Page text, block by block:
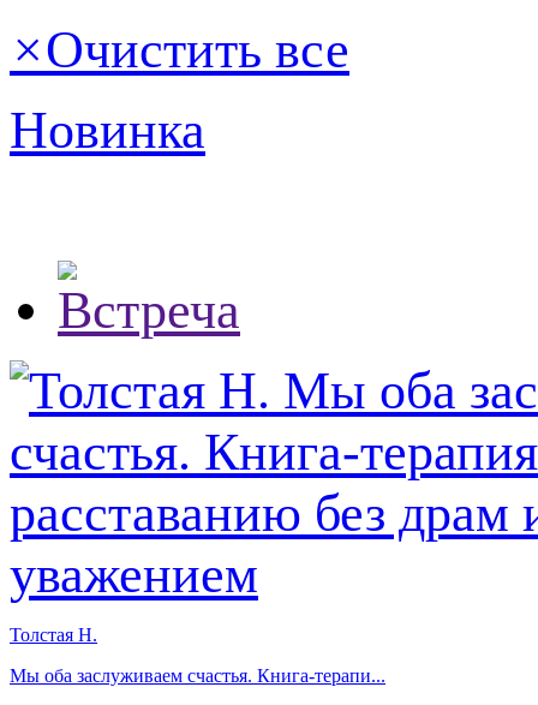
×Очистить все
Новинка
Толстая Н.
Мы оба заслуживаем счастья. Книга-терапи...